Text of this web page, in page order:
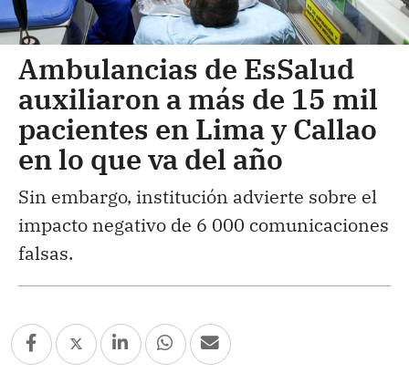
Ambulancias de EsSalud
auxiliaron a más de 15 mil
pacientes en Lima y Callao
en lo que va del año
Sin embargo, institución advierte sobre el
impacto negativo de 6 000 comunicaciones
falsas.